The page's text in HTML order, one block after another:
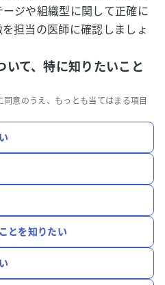
ジや組織型に関して正確に
担当の医師に確認しましょ
いて、特に知りたいこと
同意のうえ、もっとも当てはまる項目
とを知りたい